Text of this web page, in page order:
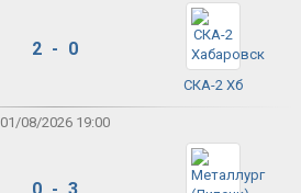
2 - 0
СКА-2 Хб
01/08/2026 19:00
0 - 3